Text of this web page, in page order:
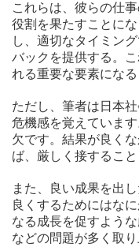
これらは、彼らの仕
役割を果たすことに
し、適切なタイミン
バックを提供する。
れる重要な要素になる
ただし、筆者は日本
危機感を覚えていま
欠です。結果が良く
ば、厳しく接するこ
また、良い成果を出
良くするためにはな
なる成長を促すよう
などの問題が多く取